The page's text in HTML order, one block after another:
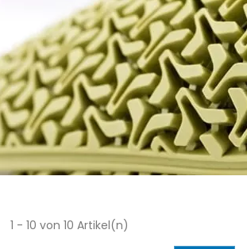
1 - 10 von 10 Artikel(n)